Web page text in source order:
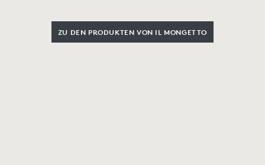
ZU DEN PRODUKTEN VON IL MONGETTO